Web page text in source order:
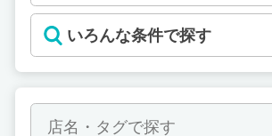
いろんな条件で探す